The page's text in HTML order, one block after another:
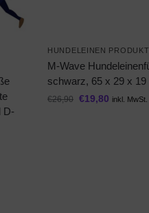
D-
HUNDELEINEN
M-Wave
schwarz, 65 x 29 x 19
€26,90 €19,80 inkl. MwSt.